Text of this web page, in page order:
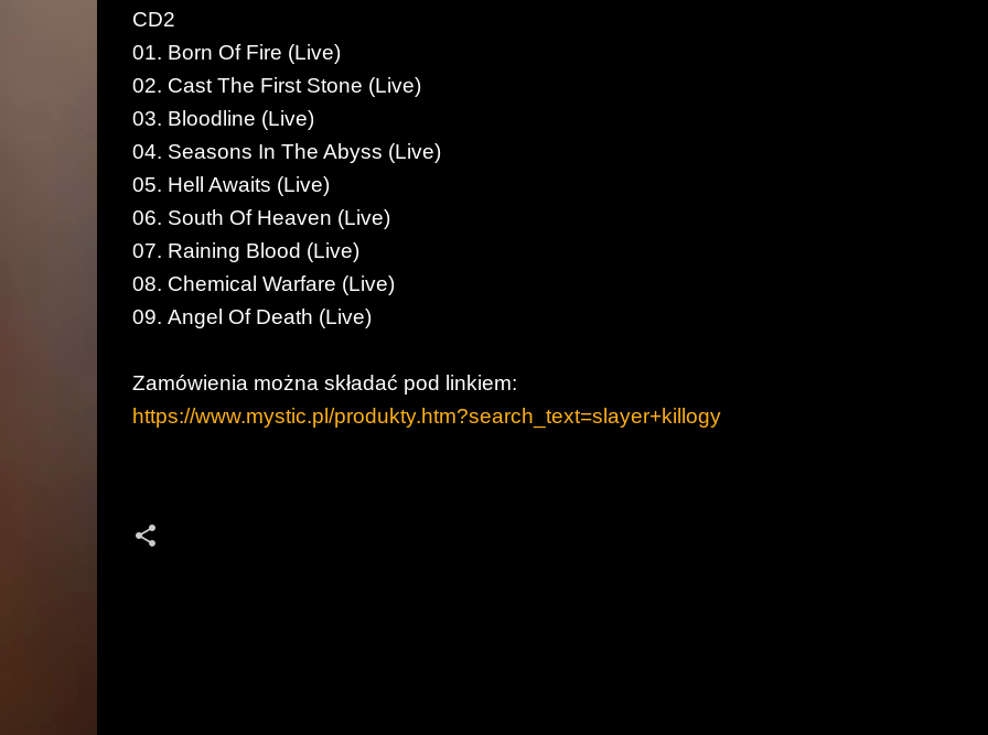
CD2
01. Born Of Fire (Live)
02. Cast The First Stone (Live)
03. Bloodline (Live)
04. Seasons In The Abyss (Live)
05. Hell Awaits (Live)
06. South Of Heaven (Live)
07. Raining Blood (Live)
08. Chemical Warfare (Live)
09. Angel Of Death (Live)
Zamówienia można składać pod linkiem:
https://www.mystic.pl/produkty.htm?search_text=slayer+killogy